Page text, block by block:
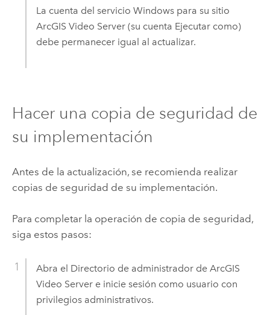
La cuenta del servicio Windowspara su sitio
ArcGIS Video Server(su cuenta Ejecutar como)
debe permanecer igual al actualizar.
Hacer una copia de seguridad de
su implementación
Antes de la actualización, se recomienda realizar
copias de seguridad de su implementación.
Para completar la operación de copia de seguridad,
siga estos pasos:
Abra el Directorio de administrador de ArcGIS
Video Servere inicie sesión como usuario con
privilegios administrativos.